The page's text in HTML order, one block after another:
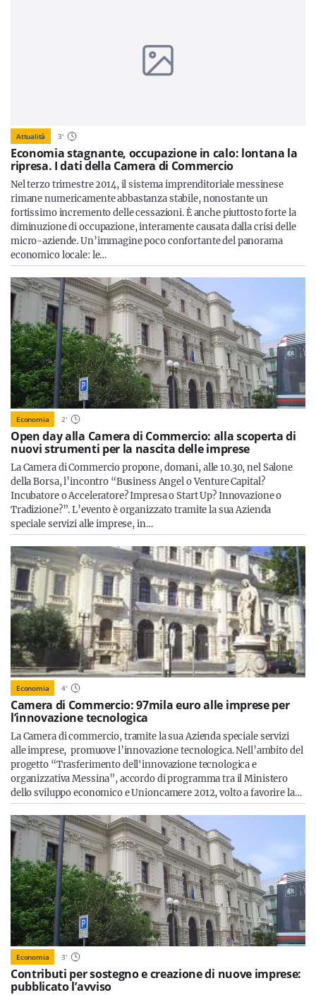
Attualità 3'
Economia stagnante, occupazione in calo: lontana la
ripresa. I dati della Camera di Commercio
Nel terzo trimestre 2014, il sistema imprenditoriale messinese
rimane numericamente abbastanza stabile, nonostante un
fortissimo incremento delle cessazioni. È anche piuttosto forte la
diminuzione di occupazione, interamente causata dalla crisi delle
micro-aziende. Un’immagine poco confortante del panorama
economico locale: le…
Economia 2'
Open day alla Camera di Commercio: alla scoperta di
nuovi strumenti per la nascita delle imprese
La Camera di Commercio propone, domani, alle 10.30, nel Salone
della Borsa, l’incontro “Business Angel o Venture Capital?
Incubatore o Acceleratore? Impresa o Start Up? Innovazione o
Tradizione?”. L’evento è organizzato tramite la sua Azienda
speciale servizi alle imprese, in…
Economia 4'
Camera di Commercio: 97mila euro alle imprese per
l’innovazione tecnologica
La Camera di commercio, tramite la sua Azienda speciale servizi
alle imprese, promuove l’innovazione tecnologica. Nell’ambito del
progetto “Trasferimento dell'innovazione tecnologica e
organizzativa Messina”, accordo di programma tra il Ministero
dello sviluppo economico e Unioncamere 2012, volto a favorire la…
Economia 3'
Contributi per sostegno e creazione di nuove imprese:
pubblicato l’avviso